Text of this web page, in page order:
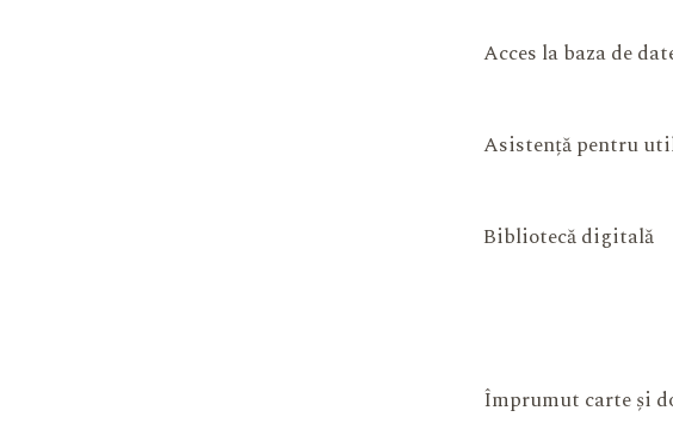
Acces la baza de
Asistență pentru
Bibliotecă digitală
Împrumut carte și